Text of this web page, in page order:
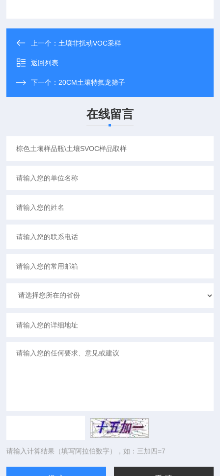
上一个： 土壤非扰动VOC采样
返回列表
下一个： 20CM土壤特氟龙筛子
在线留言
请输入计算结果（填写阿拉伯数字），如：三加四=7